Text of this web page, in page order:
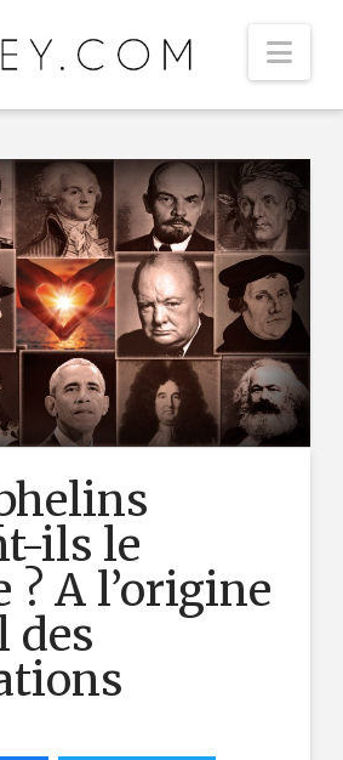
ils le
? A l’origine
des